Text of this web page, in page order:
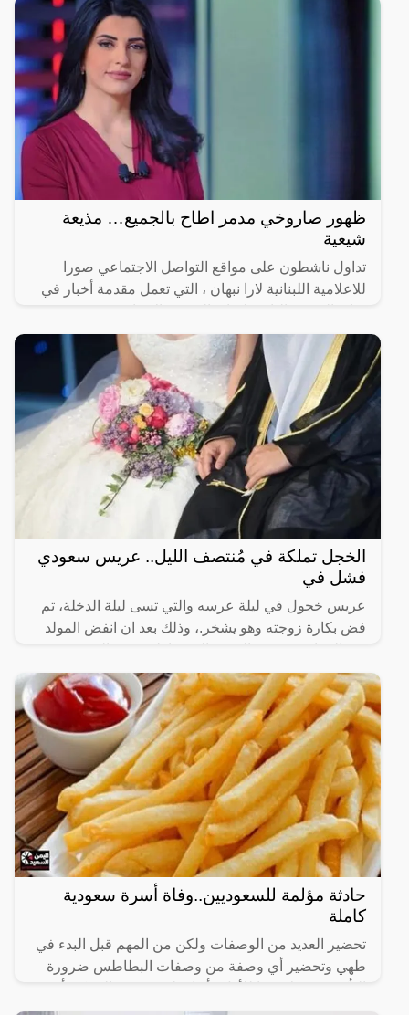
ظهور صاروخي مدمر اطاح بالجميع… مذيعة
شيعية
تداول ناشطون على مواقع التواصل الاجتماعي صورا
للاعلامية اللبنانية لارا نبهان ، التي تعمل مقدمة أخبار في
الخجل تملكة في مُنتصف الليل.. عريس سعودي
فشل في
عريس خجول في ليلة عرسه والتي تسى ليلة الدخلة، تم
فض بكارة زوجته وهو يشخر.، وذلك بعد ان انفض المولد
المحتاس وحيدا
حادثة مؤلمة للسعوديين..وفاة أسرة سعودية
كاملة
تحضير العديد من الوصفات ولكن من المهم قبل البدء في
طهي وتحضير أي وصفة من وصفات البطاطس ضرورة